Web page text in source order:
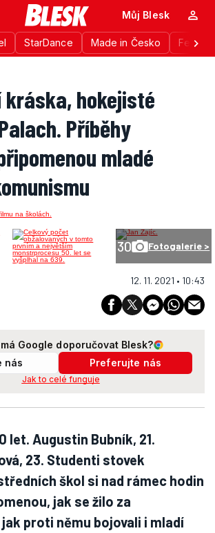
StarDance Made in Česko
Můj Blesk
kráska, hokejisté
Příběhy
mladé
30 Fotogalerie >
12. 11. 2021 • 10:43
Google doporučovat Blesk?
nás
Preferujte nás
Jak to celé funguje
let. Augustin Bubník, 21.
23. Studenti stovek
škol si nad rámec hodin
jak se žilo za
proti němu bojovali i mladí